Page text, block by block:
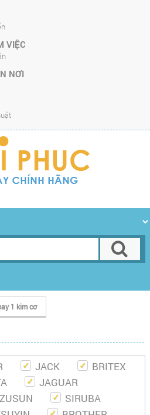
VIỆC
NƠI
1 kim cơ
JACK
BRITEX
JAGUAR
ZUSUN
SIRUBA